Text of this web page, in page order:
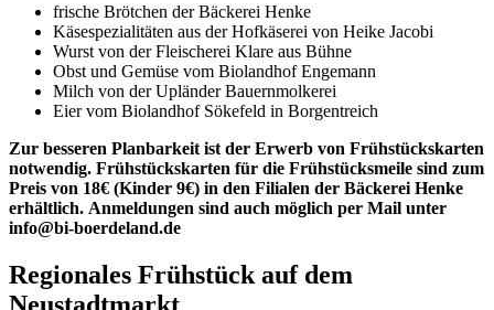
frische Brötchen der Bäckerei Henke
Käsespezialitäten aus der Hofkäserei von Heike Jacobi
Wurst von der Fleischerei Klare aus Bühne
Obst und Gemüse vom Biolandhof Engemann
Milch von der Upländer Bauernmolkerei
Eier vom Biolandhof Sökefeld in Borgentreich
Zur besseren Planbarkeit ist der Erwerb von Frühstückskarten
notwendig. Frühstückskarten für die Frühstücksmeile sind zum
Preis von 18€ (Kinder 9€) in den Filialen der Bäckerei Henke
erhältlich. Anmeldungen sind auch möglich per Mail unter
info@bi-boerdeland.de
Regionales Frühstück auf dem
Neustadtmarkt